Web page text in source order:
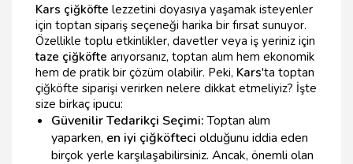
Kars çiğköfte lezzetini doyasıya yaşamak isteyenler
için toptan sipariş seçeneği harika bir fırsat sunuyor.
Özellikle toplu etkinlikler, davetler veya iş yeriniz için
taze çiğköfte arıyorsanız, toptan alım hem ekonomik
hem de pratik bir çözüm olabilir. Peki, Kars'ta toptan
çiğköfte siparişi verirken nelere dikkat etmeliyiz? İşte
size birkaç ipucu:
Güvenilir Tedarikçi Seçimi:Toptan alım
yaparken, en iyi çiğköfteci olduğunu iddia eden
birçok yerle karşılaşabilirsiniz. Ancak, önemli olan